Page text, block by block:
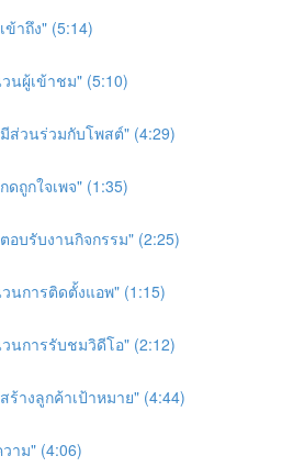
ข้าถึง" (5:14)
นผู้เข้าชม" (5:10)
ส่วนร่วมกับโพสต์" (4:29)
ถูกใจเพจ" (1:35)
อบรับงานกิจกรรม" (2:25)
นการติดตั้งแอพ" (1:15)
นการรับชมวิดีโอ" (2:12)
ร้างลูกค้าเป้าหมาย" (4:44)
าม" (4:06)